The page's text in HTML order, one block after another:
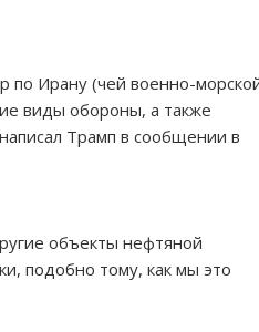
Ирану (чей военно-
виды обороны, а также
Трамп в сообщении в
объекты нефтяной
подобно тому, как мы это